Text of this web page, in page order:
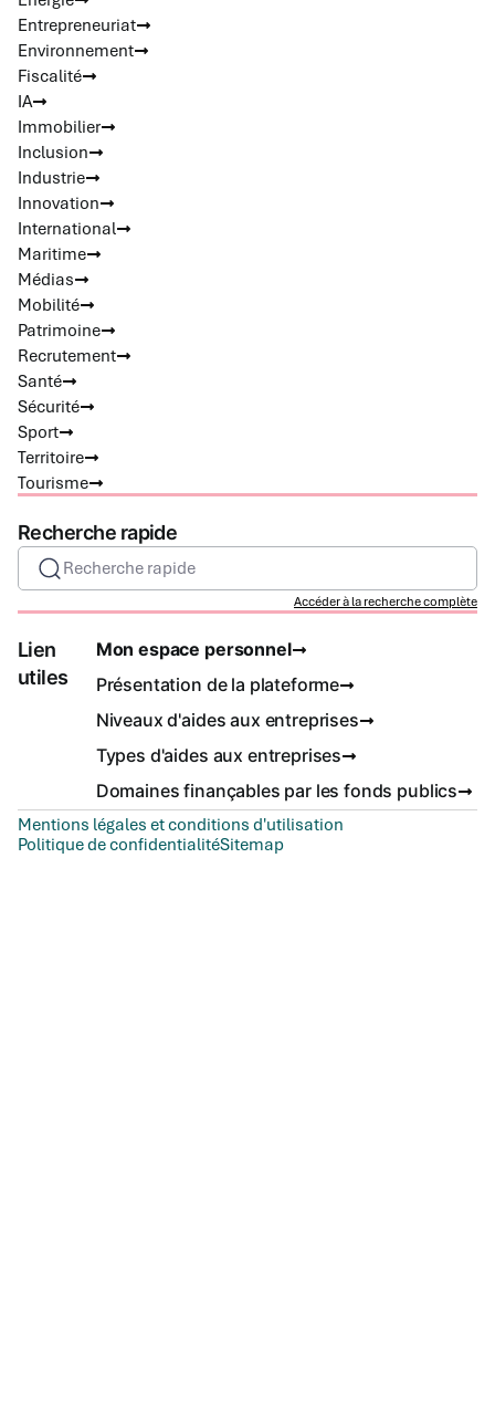
Entrepreneuriat
Environnement
Fiscalité
IA
Immobilier
Inclusion
Industrie
Innovation
International
Maritime
Médias
Mobilité
Patrimoine
Recrutement
Santé
Sécurité
Sport
Territoire
Tourisme
Recherche rapide
Recherche rapide
Accéder à la recherche complète
Lien
utiles
Mon espace personnel
Présentation de la plateforme
Niveaux d'aides aux entreprises
Types d'aides aux entreprises
Domaines finançables par les fonds publics
Mentions légales et conditions d'utilisation
Politique de confidentialitéSitemap